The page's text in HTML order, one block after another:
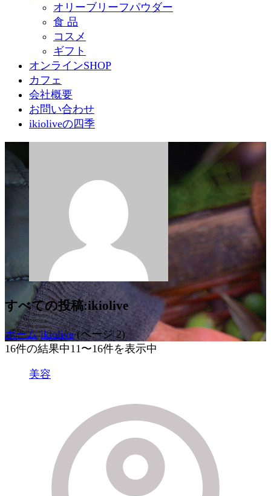
オリーブリーフパウダー
食 品
コスメ
ギフト
オンラインSHOP
カフェ
会社概要
お問い合わせ
ikioliveの四季
すべての投稿:ikiolive
ホーム ikiolive(ページ 2)
16件の結果中11〜16件を表示中
美容